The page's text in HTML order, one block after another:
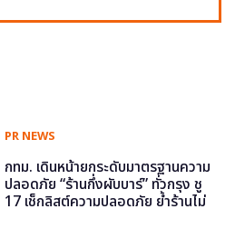
PR NEWS
กทม. เดินหน้ายกระดับมาตรฐานความ
ปลอดภัย “ร้านกึ่งผับบาร์” ทั่วกรุง ชู
17 เช็กลิสต์ความปลอดภัย ย้ำร้านไม่